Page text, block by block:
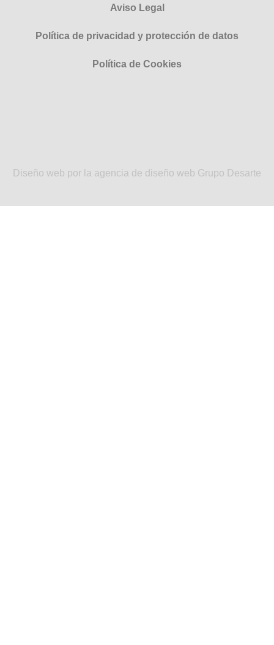
Aviso Legal
Política de privacidad y protección de datos
Política de Cookies
Diseño web por la agencia de diseño web Grupo Desarte